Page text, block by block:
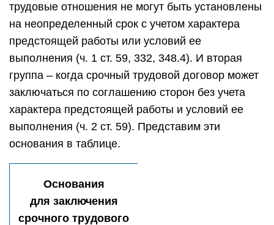
трудовые отношения не могут быть установлены
на неопределенный срок с учетом характера
предстоящей работы или условий ее
выполнения (ч. 1 ст. 59, 332, 348.4). И вторая
группа – когда срочный трудовой договор может
заключаться по соглашению сторон без учета
характера предстоящей работы и условий ее
выполнения (ч. 2 ст. 59). Представим эти
основания в таблице.
Основания
для заключения
срочного трудового